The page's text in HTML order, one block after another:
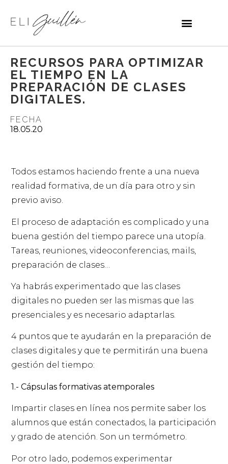
RECURSOS PARA OPTIMIZAR
EL TIEMPO EN LA
PREPARACIÓN DE CLASES
DIGITALES.
FECHA
18.05.20
Todos estamos haciendo frente a una nueva
realidad formativa, de un día para otro y sin
previo aviso.
El proceso de adaptación es complicado y una
buena gestión del tiempo parece una utopía.
Tareas, reuniones, videoconferencias, mails,
preparación de clases…
Ya habrás experimentado que las clases
digitales no pueden ser las mismas que las
presenciales y es necesario adaptarlas.
4 puntos que te ayudarán en la preparación de
clases digitales y que te permitirán una buena
gestión del tiempo:
1.- Cápsulas formativas atemporales
Impartir clases en línea nos permite saber los
alumnos que están conectados, la participación
y grado de atención. Son un termómetro.
Por otro lado, podemos experimentar